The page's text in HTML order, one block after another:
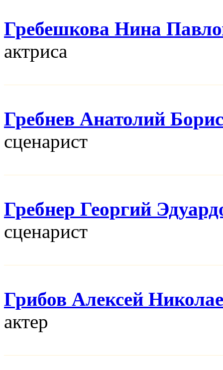
Гребешкова Нина
актриса
Гребнев Анатолий
сценарист
Гребнер Георгий
сценарист
Грибов Алексей
актер